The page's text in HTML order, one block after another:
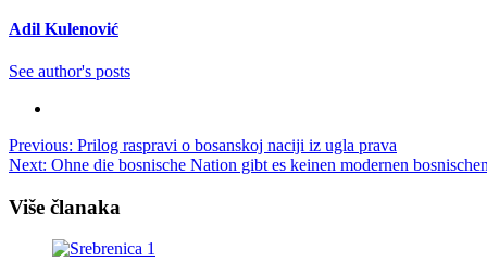
Adil Kulenović
See author's posts
Post
navigation
Previous: Prilog raspravi o bosanskoj naciji iz ugla prava
Next: Ohne die bosnische Nation gibt es keinen modernen
Više članaka